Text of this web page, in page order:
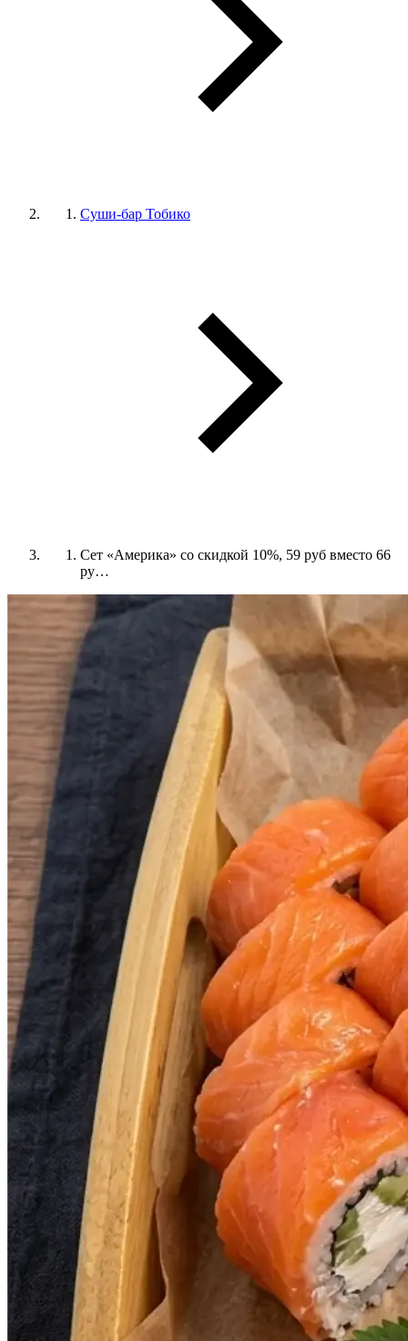
Суши-бар Тобико
Сет «Америка» со скидкой 10%, 59 руб вместо 66
ру…